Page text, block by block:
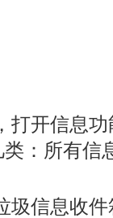
打开信息
：所有信
圾信息收